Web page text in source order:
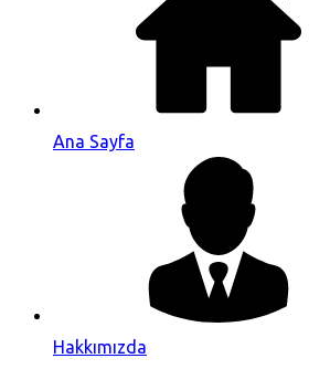
Ana Sayfa
Hakkımızda